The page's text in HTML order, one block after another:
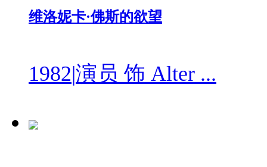
维洛妮卡·佛斯的欲望
1982|演员 饰 Alter ...